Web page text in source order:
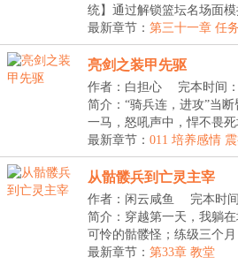
统】通过解锁篮坛名场面
章...
最新章节： 第三十一章 任
亮剑之装甲先驱
作者：白担心
完本时间
简介：“骑兵连，进攻”当
一马，怒吼声中，悍不畏
冲...
最新章节： 011 培养感情
从骷髅兵到亡灵主宰
作者：闲云咸鱼
完本时
简介：穿越第一天，我躺
可怜的骷髅怪；练级三个
我...
最新章节： 第33章 教堂